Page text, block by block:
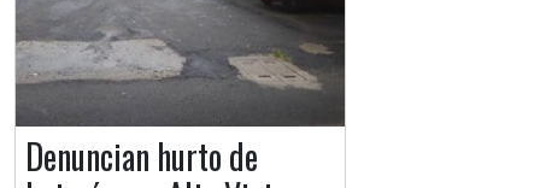
Denuncian hurto de